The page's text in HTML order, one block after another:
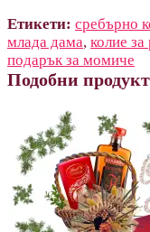
Етикети: сребърно
млада дама, колие
подарък за момиче
Подобни